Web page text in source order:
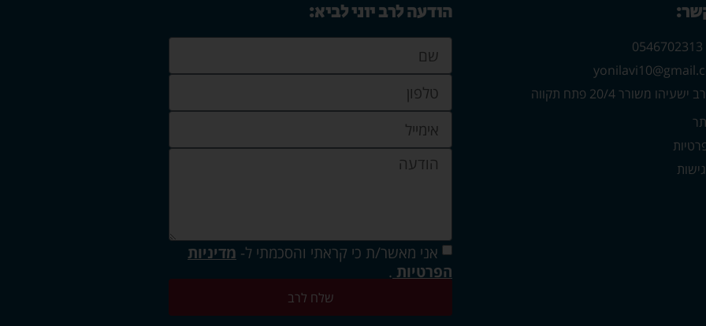
משורר 20/4 פתח תקווה
הודעה לרב יוני לביא:
אני מאשר/ת כי קראתי והסכמתי ל- מדיניות
הפרטיות .
שלח לרב